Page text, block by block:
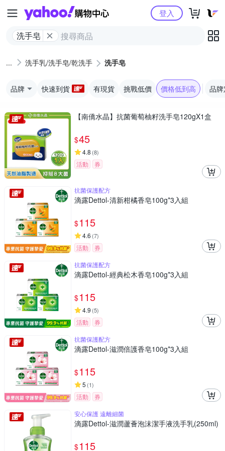
Yahoo購物中心
洗手皂
登入
洗手乳/洗手皂/乾洗手 洗手皂
品牌 快速到貨 有現貨 挑戰低價 價格低到高 品
【南僑水晶】抗菌葡萄柚籽洗手皂120gX1盒
$45
4.8 (8)
活動 券
抗菌保護配方
滴露Dettol-清新柑橘香皂100g*3入組
$115
4.6 (7)
活動
券
抗菌保護配方
滴露Dettol-經典松木香皂100g*3入組
$115
4.9 (5)
活動
券
抗菌保護配方
滴露Dettol-滋潤倍護香皂100g*3入組
$115
5 (1)
活動
券
安心保護 遠離細菌
滴露Dettol-滋潤蘆薈泡沫潔手液洗手乳(250ml)
$115